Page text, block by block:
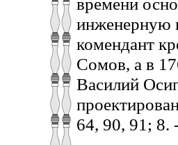
времени
инженерную
комендант
Сомов, а в
Василий
64, 90, 91; 8.